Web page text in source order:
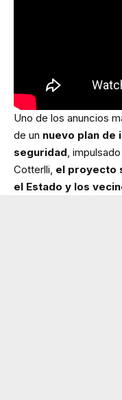
Uno de los anuncios
de un nuevo plan de
seguridad,
Cotterlli, el proyecto
el Estado y los